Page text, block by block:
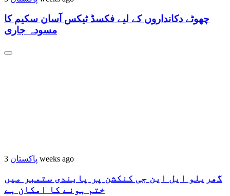
چھوٹے دکانداروں کے لیے فکسڈ ٹیکس آسان سکیم کا
مسودہ جاری
پاکستان 3 weeks ago
گھریلو ایل این جی کنکشن پر پابندی ستمبر میں
ختم ہونے کا امکان ہے